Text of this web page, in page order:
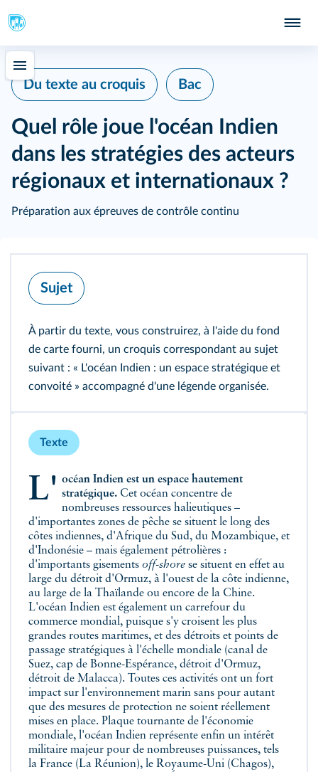
Du texte au croquis Bac
Quel rôle joue l'océan Indien
dans les stratégies des acteurs
régionaux et internationaux ?
Préparation aux épreuves de contrôle continu
Sujet
À partir du texte, vous construirez, à l'aide du fond
de carte fourni, un croquis correspondant au sujet
suivant : « L'océan Indien : un espace stratégique et
convoité » accompagné d'une légende organisée.
Texte
L'océan Indien est un espace hautement stratégique.Cet océan concentre de
nombreuses ressources halieutiques –
d'importantes zones de pêche se situent le long des
côtes indiennes, d'Afrique du Sud, du Mozambique, et
d'Indonésie – mais également pétrolières :
d'importants gisements off-shore se situent en effet au
large du détroit d'Ormuz, à l'ouest de la côte indienne,
au large de la Thaïlande ou encore de la Chine.
L'océan Indien est également un carrefour du
commerce mondial, puisque s'y croisent les plus
grandes routes maritimes, et des détroits et points de
passage stratégiques à l'échelle mondiale (canal de
Suez, cap de Bonne-Espérance, détroit d'Ormuz,
détroit de Malacca). Toutes ces activités ont un fort
impact sur l'environnement marin sans pour autant
que des mesures de protection ne soient réellement
mises en place. Plaque tournante de l'économie
mondiale, l'océan Indien représente enfin un intérêt
militaire majeur pour de nombreuses puissances, tels
la France (La Réunion), le Royaume-Uni (Chagos),